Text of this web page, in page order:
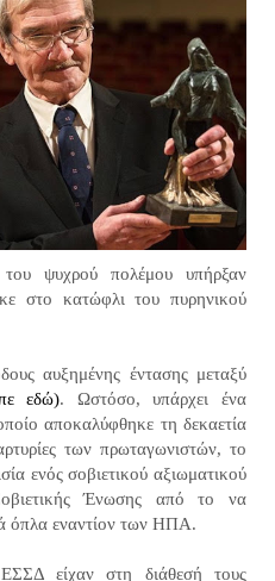
ψυχρού πολέμου υπήρξαν
στο κατώφλι του πυρηνικού
αυξημένης έντασης μεταξύ
εδώ). Ωστόσο, υπάρχει ένα
αποκαλύφθηκε τη δεκαετία
των πρωταγωνιστών, το
ενός σοβιετικού αξιωματικού
Ένωσης από το να
όπλα εναντίον των ΗΠΑ.
είχαν στη διάθεσή τους